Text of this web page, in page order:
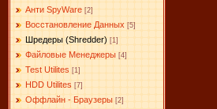
Анти SpyWare [2]
Восстановление Данных [5]
Шредеры (Shredder) [1]
Файловые Менеджеры [4]
Test Utilites [1]
HDD Utilites [7]
Оффлайн - Браузеры [2]